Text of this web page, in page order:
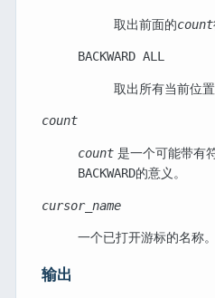
取出前面的count
BACKWARD ALL
取出所有当前位
count
count 是一个可能带有
BACKWARD的意义。
cursor_name
一个已打开游标的名称。
输出